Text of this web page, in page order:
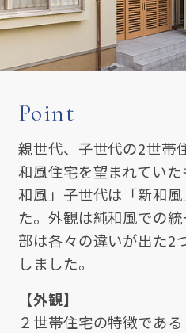
Point
親世代、子世代の2世帯
和風住宅を望まれてい
和風」子世代は「新和
た。外観は純和風での
部は各々の違いが出た2
しました。
【外観】
２世帯住宅の特徴であ